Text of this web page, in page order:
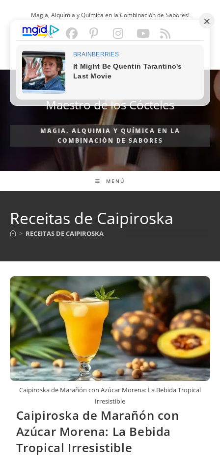
contenido
Magia, Alquimia y Química en la Combinación de Sabores!
ESPAÑOL
Maestro de los Cócteles
MAGIA, ALQUIMIA Y QUÍMICA EN LA
COMBINACIÓN DE SABORES
MENÚ
Receitas de Caipiroska
> RECEITAS DE CAIPIROSKA
Caipiroska de Marañón con Azúcar Morena: La Bebida Tropical
Irresistible
Caipiroska de Marañón con
Azúcar Morena: La Bebida
Tropical Irresistible